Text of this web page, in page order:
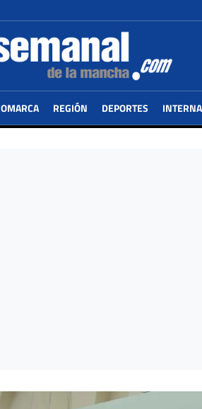
REGIÓN DEPORTES